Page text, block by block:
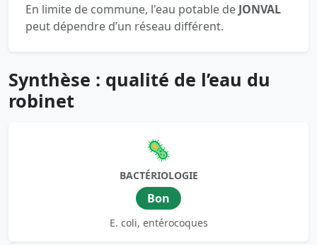
En limite de commune, l'eau potable de JONVAL
peut dépendre d’un réseau différent.
Synthèse : qualité de l’eau du
robinet
🦠
BACTÉRIOLOGIE
Bon
E. coli, entérocoques